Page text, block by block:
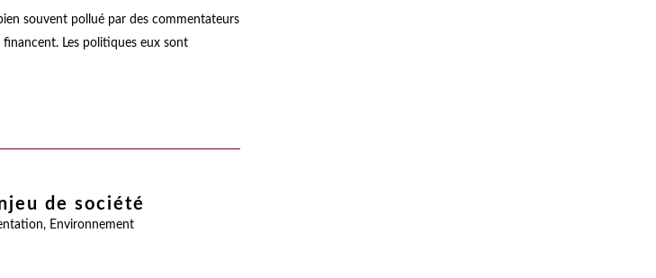
souvent pollué par des commentateurs
Les politiques eux sont
de société
, Environnement